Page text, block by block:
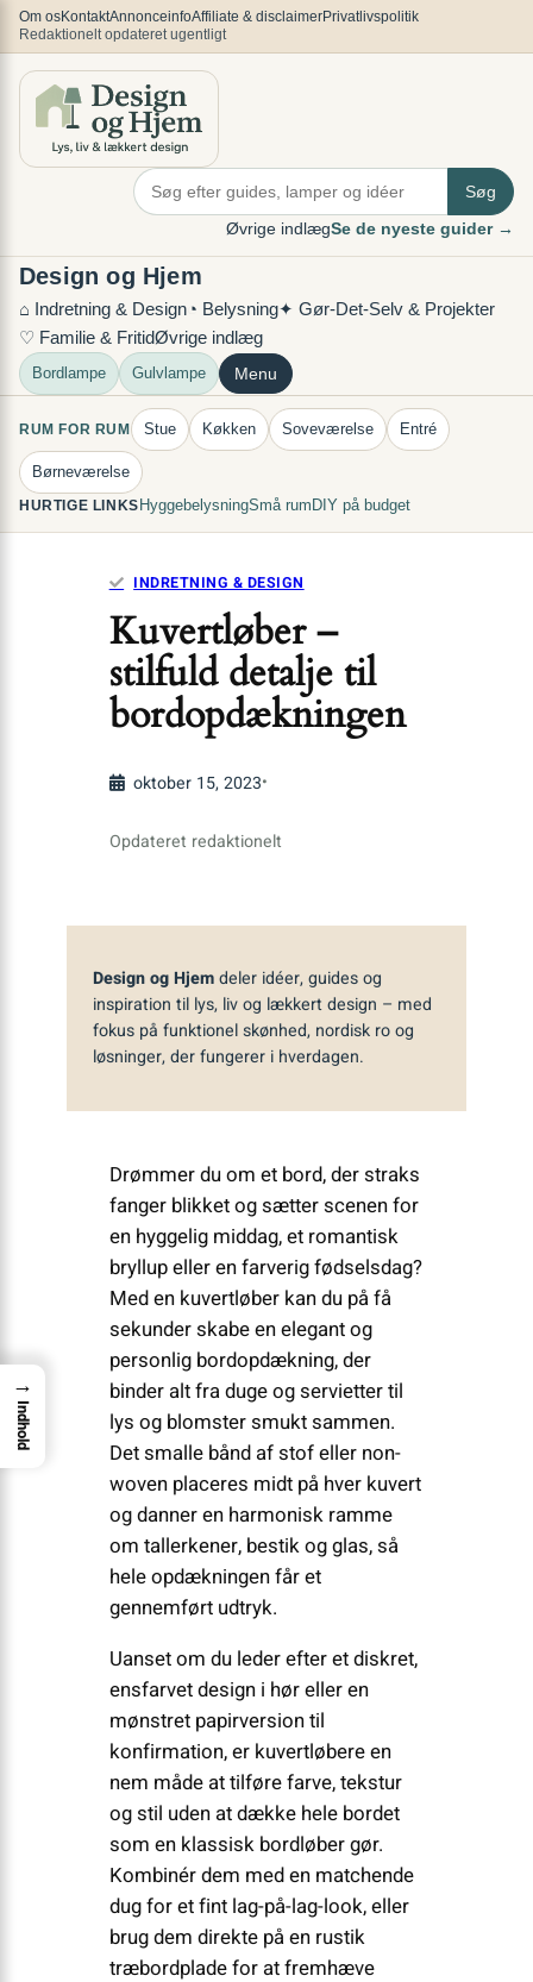
Spring
til
indhold
Om osKontaktAnnonceinfoAffiliate & disclaimerPrivatlivspolitik
Redaktionelt opdateret ugentligt
Søg
Øvrige indlægSe de nyeste guider →
Design og Hjem
⌂ Indretning & Design ◔ Belysning✦ Gør-Det-Selv & Projekter
♡ Familie & FritidØvrige indlæg
Bordlampe Gulvlampe Menu
RUM FOR RUM Stue Køkken Soveværelse Entré
Børneværelse
HURTIGE LINKS HyggebelysningSmå rum DIY på budget
INDRETNING & DESIGN
Kuvertløber –
stilfuld detalje til
bordopdækningen
oktober 15, 2023•
Opdateret redaktionelt
Design og Hjemdeler idéer, guides og
inspiration til lys, liv og lækkert design – med
fokus på funktionel skønhed, nordisk ro og
løsninger, der fungerer i hverdagen.
Drømmer du om et bord, der straks
fanger blikket og sætter scenen for
en hyggelig middag, et romantisk
bryllup eller en farverig fødselsdag?
Med en kuvertløber kan du på få
sekunder skabe en elegant og
personlig bordopdækning, der
binder alt fra duge og servietter til
lys og blomster smukt sammen.
Det smalle bånd af stof eller non-
woven placeres midt på hver kuvert
og danner en harmonisk ramme
om tallerkener, bestik og glas, så
hele opdækningen får et
gennemført udtryk.
Uanset om du leder efter et diskret,
ensfarvet design i hør eller en
mønstret papirversion til
konfirmation, er kuvertløbere en
nem måde at tilføre farve, tekstur
og stil uden at dække hele bordet
som en klassisk bordløber gør.
Kombinér dem med en matchende
dug for et fint lag-på-lag-look, eller
brug dem direkte på en rustik
træbordplade for at fremhæve
→
Indhold